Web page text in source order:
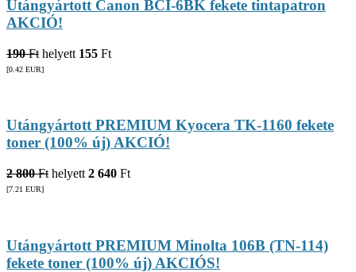
Utángyártott Canon BCI-6BK fekete tintapatron
AKCIÓ!
190 Ft helyett 155 Ft
[0.42 EUR]
Utángyártott PREMIUM Kyocera TK-1160 fekete
toner (100% új) AKCIÓ!
2 800 Ft helyett 2 640 Ft
[7.21 EUR]
Utángyártott PREMIUM Minolta 106B (TN-114)
fekete toner (100% új) AKCIÓS!